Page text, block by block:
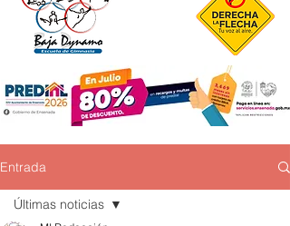
Entrada
Últimas noticias